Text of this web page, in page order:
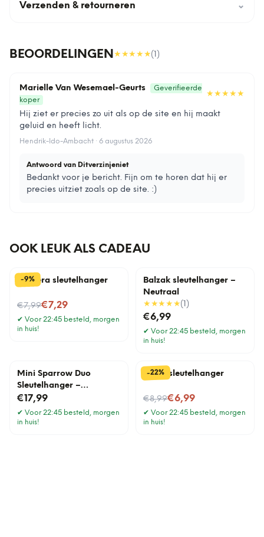
Verzenden & retourneren ⌄
BEOORDELINGEN ★★★★★( 1 )
Marielle Van Wesemael-Geurts
Geverifieerde
koper
★★★★★
Hij ziet er precies zo uit als op de site en hij maakt
geluid en heeft licht.
Hendrik-Ido-Ambacht · 6 augustus 2026
Antwoord van Ditverzinjeniet
Bedankt voor je bericht. Fijn om te horen dat hij er
precies uitziet zoals op de site. :)
OOK LEUK ALS CADEAU
-9%
Camera sleutelhanger
€7,99
Nu voor€7,29
✔ Voor 22:45 besteld, morgen
in huis!
Balzak sleutelhanger –
Neutraal
★★★★★( 1 )
€6,99
✔ Voor 22:45 besteld, morgen
in huis!
Mini Sparrow Duo
Sleutelhanger –
Wit/Blauw
€17,99
✔ Voor 22:45 besteld, morgen
in huis!
-22%
Raket sleutelhanger
€8,99
Nu voor€6,99
✔ Voor 22:45 besteld, morgen
in huis!